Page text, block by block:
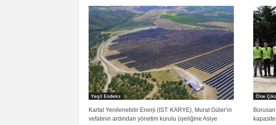
Yeşil Endeks
Kartal Yenilenebilir Enerji (IST: KARYE), Murat Güler’in
vefatının ardından yönetim kurulu üyeliğine Asiye
Öne